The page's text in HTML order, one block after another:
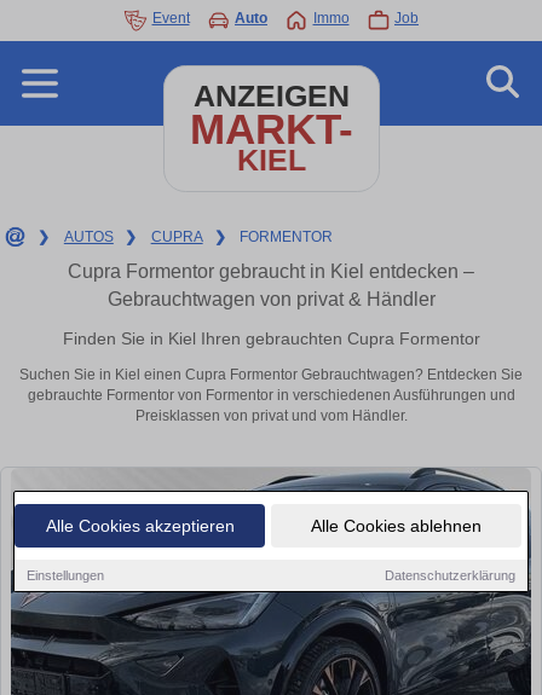
Alle Cookies akzeptieren Alle Cookies ablehnen
Einstellungen Datenschutzerklärung
Event Auto Immo Job
ANZEIGEN
MARKT-
KIEL
❯ AUTOS ❯ CUPRA ❯ FORMENTOR
Cupra Formentor gebraucht in Kiel entdecken –
Gebrauchtwagen von privat & Händler
Finden Sie in Kiel Ihren gebrauchten Cupra Formentor
Suchen Sie in Kiel einen Cupra Formentor Gebrauchtwagen? Entdecken Sie
gebrauchte Formentor von Formentor in verschiedenen Ausführungen und
Preisklassen von privat und vom Händler.